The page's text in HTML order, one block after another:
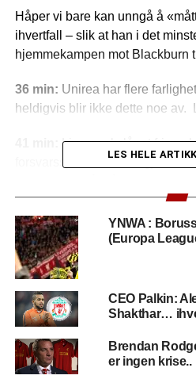
Håper vi bare kan unngå å
ihvertfall – slik at han i det
hjemmekampen mot Blackburn
36 min: Unirea har flere
heldigvis blir ikke dette noe av.
Liverpool slår et
forsvarsspill fra Unirea gjør at
noe de umulig skal kunne klare
Pause:Liverpool går til pause
Urziceni – men spesielt
ikke vært 🙁
57 min:Gerrard avslutter et
fint forspill av Benayoun. Skyter
keeper.
LES HELE
YNWA :
(Europa
CEO Palkin:
Shakthar…
Brendan
er ingen krise..